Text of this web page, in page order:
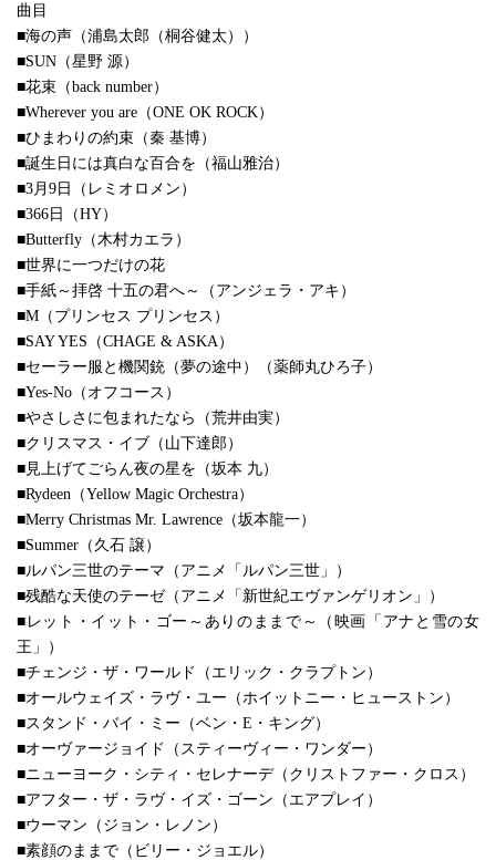
曲目
■海の声（浦島太郎（桐谷健太））
■SUN（星野 源）
■花束（back number）
■Wherever you are（ONE OK ROCK）
■ひまわりの約束（秦 基博）
■誕生日には真白な百合を（福山雅治）
■3月9日（レミオロメン）
■366日（HY）
■Butterfly（木村カエラ）
■世界に一つだけの花
■手紙～拝啓 十五の君へ～（アンジェラ・アキ）
■M（プリンセス プリンセス）
■SAY YES（CHAGE & ASKA）
■セーラー服と機関銃（夢の途中）（薬師丸ひろ子）
■Yes-No（オフコース）
■やさしさに包まれたなら（荒井由実）
■クリスマス・イブ（山下達郎）
■見上げてごらん夜の星を（坂本 九）
■Rydeen（Yellow Magic Orchestra）
■Merry Christmas Mr. Lawrence（坂本龍一）
■Summer（久石 譲）
■ルパン三世のテーマ（アニメ「ルパン三世」）
■残酷な天使のテーゼ（アニメ「新世紀エヴァンゲリオン」）
■レット・イット・ゴー～ありのままで～（映画「アナと雪の女
王」）
■チェンジ・ザ・ワールド（エリック・クラプトン）
■オールウェイズ・ラヴ・ユー（ホイットニー・ヒューストン）
■スタンド・バイ・ミー（ベン・E・キング）
■オーヴァージョイド（スティーヴィー・ワンダー）
■ニューヨーク・シティ・セレナーデ（クリストファー・クロス）
■アフター・ザ・ラヴ・イズ・ゴーン（エアプレイ）
■ウーマン（ジョン・レノン）
■素顔のままで（ビリー・ジョエル）